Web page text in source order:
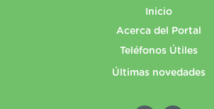
Inicio
Acerca del Portal
Teléfonos Útiles
Últimas novedades